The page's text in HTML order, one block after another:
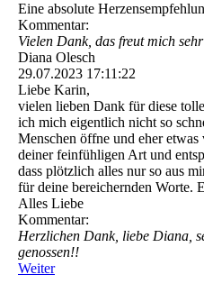
Eine absolute
Kommentar:
Vielen Dank, das freut mich
Diana Olesch
29.07.2023 17:11:22
Liebe Karin,
vielen lieben Dank für diese
ich mich eigentlich nicht so
Menschen öffne und eher
deiner feinfühligen Art und
dass plötzlich alles nur so aus
für deine bereichernden Worte.
Alles Liebe
Kommentar:
Herzlichen Dank, liebe Diana,
genossen!!
Weiter